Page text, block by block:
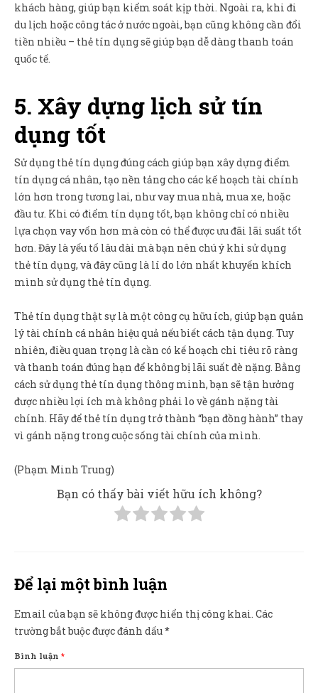
khách hàng, giúp bạn kiểm soát kịp thời. Ngoài ra, khi đi
du lịch hoặc công tác ở nước ngoài, bạn cũng không cần đổi
tiền nhiều – thẻ tín dụng sẽ giúp bạn dễ dàng thanh toán
quốc tế.
5. Xây dựng lịch sử tín
dụng tốt
Sử dụng thẻ tín dụng đúng cách giúp bạn xây dựng điểm
tín dụng cá nhân, tạo nền tảng cho các kế hoạch tài chính
lớn hơn trong tương lai, như vay mua nhà, mua xe, hoặc
đầu tư. Khi có điểm tín dụng tốt, bạn không chỉ có nhiều
lựa chọn vay vốn hơn mà còn có thể được ưu đãi lãi suất tốt
hơn. Đây là yếu tố lâu dài mà bạn nên chú ý khi sử dụng
thẻ tín dụng, và đây cũng là lí do lớn nhất khuyến khích
mình sử dụng thẻ tín dụng.
Thẻ tín dụng thật sự là một công cụ hữu ích, giúp bạn quản
lý tài chính cá nhân hiệu quả nếu biết cách tận dụng. Tuy
nhiên, điều quan trọng là cần có kế hoạch chi tiêu rõ ràng
và thanh toán đúng hạn để không bị lãi suất đè nặng. Bằng
cách sử dụng thẻ tín dụng thông minh, bạn sẽ tận hưởng
được nhiều lợi ích mà không phải lo về gánh nặng tài
chính. Hãy để thẻ tín dụng trở thành “bạn đồng hành” thay
vì gánh nặng trong cuộc sống tài chính của mình.
(Phạm Minh Trung)
Bạn có thấy bài viết hữu ích không?
Để lại một bình luận
Email của bạn sẽ không được hiển thị công khai. Các
trường bắt buộc được đánh dấu*
Bình luận *